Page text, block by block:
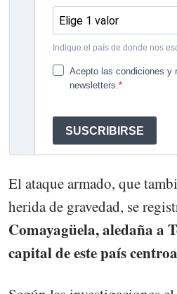
El ataque armado, que
herida de gravedad, se
Comayagüela, aledaña a
capital de este país